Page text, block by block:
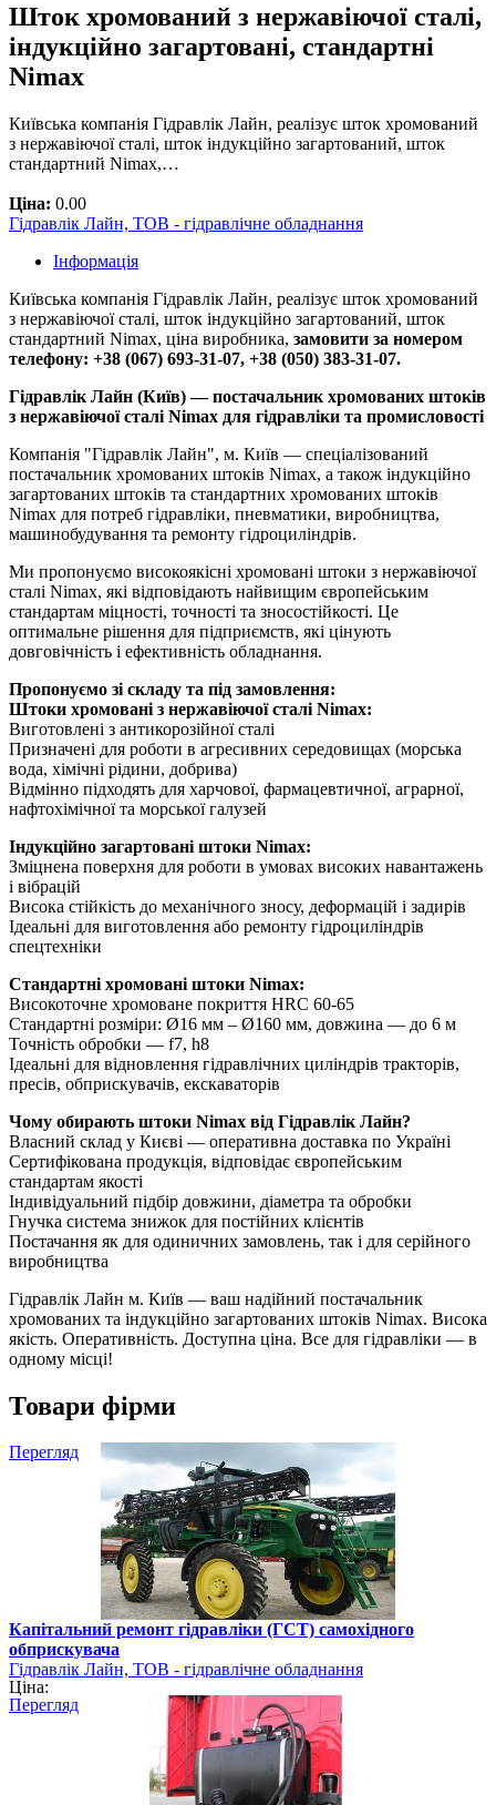
Шток хромований з нержавіючої сталі,
індукційно загартовані, стандартні
Nimax
Київська компанія Гідравлік Лайн, реалізує шток хромований
з нержавіючої сталі, шток індукційно загартований, шток
стандартний Nimax,…
Ціна: 0.00
Гідравлік Лайн, ТОВ - гідравлічне обладнання
Інформація
Київська компанія Гідравлік Лайн, реалізує шток хромований
з нержавіючої сталі, шток індукційно загартований, шток
стандартний Nimax, ціна виробника, замовити за номером
телефону: +38 (067) 693-31-07, +38 (050) 383-31-07.
Гідравлік Лайн (Київ) — постачальник хромованих штоків
з нержавіючої сталі Nimax для гідравліки та промисловості
Компанія "Гідравлік Лайн", м. Київ — спеціалізований
постачальник хромованих штоків Nimax, а також індукційно
загартованих штоків та стандартних хромованих штоків
Nimax для потреб гідравліки, пневматики, виробництва,
машинобудування та ремонту гідроциліндрів.
Ми пропонуємо високоякісні хромовані штоки з нержавіючої
сталі Nimax, які відповідають найвищим європейським
стандартам міцності, точності та зносостійкості. Це
оптимальне рішення для підприємств, які цінують
довговічність і ефективність обладнання.
Пропонуємо зі складу та під замовлення:
Штоки хромовані з нержавіючої сталі Nimax:
Виготовлені з антикорозійної сталі
Призначені для роботи в агресивних середовищах (морська
вода, хімічні рідини, добрива)
Відмінно підходять для харчової, фармацевтичної, аграрної,
нафтохімічної та морської галузей
Індукційно загартовані штоки Nimax:
Зміцнена поверхня для роботи в умовах високих навантажень
і вібрацій
Висока стійкість до механічного зносу, деформацій і задирів
Ідеальні для виготовлення або ремонту гідроциліндрів
спецтехніки
Стандартні хромовані штоки Nimax:
Високоточне хромоване покриття HRC 60-65
Стандартні розміри: Ø16 мм – Ø160 мм, довжина — до 6 м
Точність обробки — f7, h8
Ідеальні для відновлення гідравлічних циліндрів тракторів,
пресів, обприскувачів, екскаваторів
Чому обирають штоки Nimax від Гідравлік Лайн?
Власний склад у Києві — оперативна доставка по Україні
Сертифікована продукція, відповідає європейським
стандартам якості
Індивідуальний підбір довжини, діаметра та обробки
Гнучка система знижок для постійних клієнтів
Постачання як для одиничних замовлень, так і для серійного
виробництва
Гідравлік Лайн м. Київ — ваш надійний постачальник
хромованих та індукційно загартованих штоків Nimax. Висока
якість. Оперативність. Доступна ціна. Все для гідравліки — в
одному місці!
Товари фірми
Перегляд
Капітальний ремонт гідравліки (ГСТ) самохідного
обприскувача
Гідравлік Лайн, ТОВ - гідравлічне обладнання
Ціна:
Перегляд